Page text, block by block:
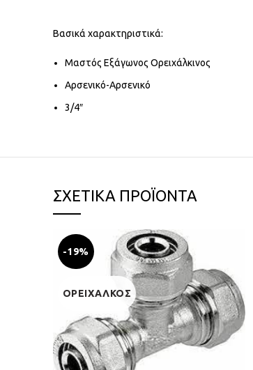
Βασικά χαρακτηριστικά:
Μαστός Εξάγωνος Ορειχάλκινος
Αρσενικό-Αρσενικό
3/4″
ΣΧΕΤΙΚΆ ΠΡΟΪΌΝΤΑ
-19%
ΟΡΕΙΧΑΛΚΟΣ